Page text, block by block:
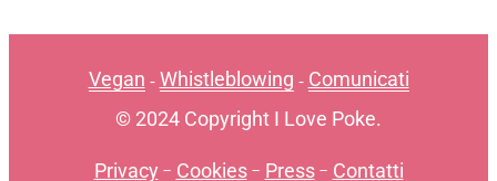
Vegan - Whistleblowing - Comunicati
© 2024 Copyright I Love Poke.
Privacy - Cookies- Press- Contatti